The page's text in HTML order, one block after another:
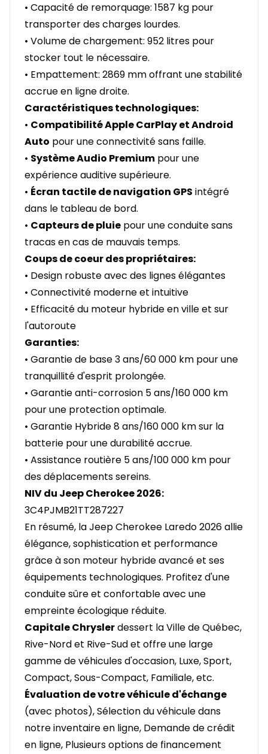
• Capacité de remorquage: 1587 kg pour
transporter des charges lourdes.
• Volume de chargement: 952 litres pour
stocker tout le nécessaire.
• Empattement: 2869 mm offrant une stabilité
accrue en ligne droite.
Caractéristiques technologiques:
• Compatibilité Apple CarPlay et Android
Auto pour une connectivité sans faille.
• Système Audio Premium pour une
expérience auditive supérieure.
• Écran tactile de navigation GPS intégré
dans le tableau de bord.
• Capteurs de pluie pour une conduite sans
tracas en cas de mauvais temps.
Coups de coeur des propriétaires:
• Design robuste avec des lignes élégantes
• Connectivité moderne et intuitive
• Efficacité du moteur hybride en ville et sur
l'autoroute
Garanties:
• Garantie de base 3 ans/60 000 km pour une
tranquillité d'esprit prolongée.
• Garantie anti-corrosion 5 ans/160 000 km
pour une protection optimale.
• Garantie Hybride 8 ans/160 000 km sur la
batterie pour une durabilité accrue.
• Assistance routière 5 ans/100 000 km pour
des déplacements sereins.
NIV du Jeep Cherokee 2026:
3C4PJMB21TT287227
En résumé, la Jeep Cherokee Laredo 2026 allie
élégance, sophistication et performance
grâce à son moteur hybride avancé et ses
équipements technologiques. Profitez d'une
conduite sûre et confortable avec une
empreinte écologique réduite.
Capitale Chryslerdessert la Ville de Québec,
Rive-Nord et Rive-Sud et offre une large
gamme de véhicules d'occasion, Luxe, Sport,
Compact, Sous-Compact, Familiale, etc.
Évaluation de votre véhicule d'échange
(avec photos), Sélection du véhicule dans
notre inventaire en ligne, Demande de crédit
en ligne, Plusieurs options de financement